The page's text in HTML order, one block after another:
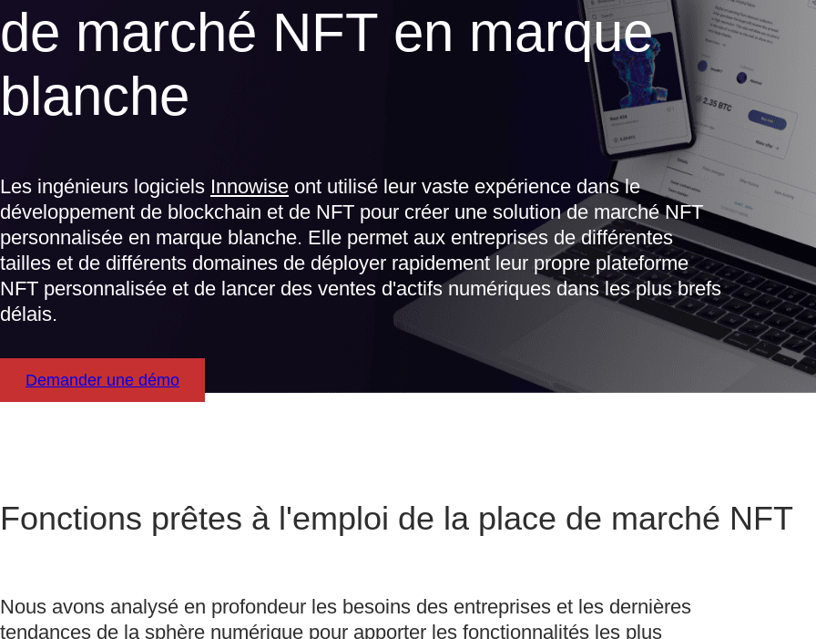
de marché NFT en marque
blanche
Les ingénieurs logiciels Innowise ont utilisé leur vaste expérience dans le
développement de blockchain et de NFT pour créer une solution de marché NFT
personnalisée en marque blanche. Elle permet aux entreprises de différentes
tailles et de différents domaines de déployer rapidement leur propre plateforme
NFT personnalisée et de lancer des ventes d'actifs numériques dans les plus brefs
délais.
Demander une démo
Fonctions prêtes à l'emploi de la place de marché NFT
Nous avons analysé en profondeur les besoins des entreprises et les dernières
tendances de la sphère numérique pour apporter les fonctionnalités les plus